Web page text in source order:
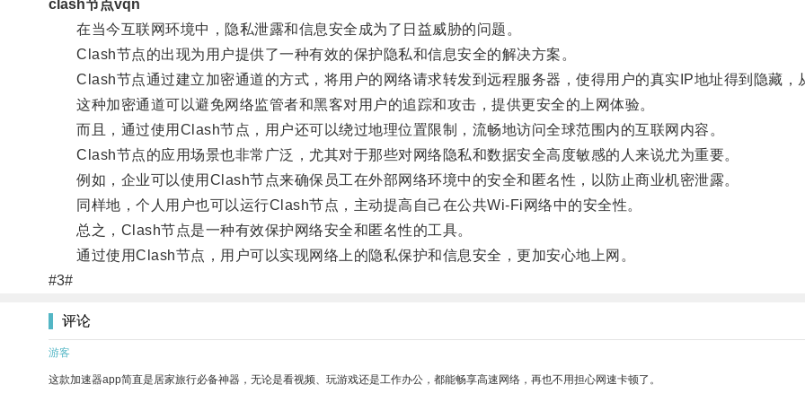
clash节点vqn
在当今互联网环境中，隐私泄露和信息安全成为了日益威胁的问题。
Clash节点的出现为用户提供了一种有效的保护隐私和信息安全的解决方案。
Clash节点通过建立加密通道的方式，将用户的网络请求转发到远程服务器，使得用户的真实IP地址得到隐藏，
这种加密通道可以避免网络监管者和黑客对用户的追踪和攻击，提供更安全的上网体验。
而且，通过使用Clash节点，用户还可以绕过地理位置限制，流畅地访问全球范围内的互联网内容。
Clash节点的应用场景也非常广泛，尤其对于那些对网络隐私和数据安全高度敏感的人来说尤为重要。
例如，企业可以使用Clash节点来确保员工在外部网络环境中的安全和匿名性，以防止商业机密泄露。
同样地，个人用户也可以运行Clash节点，主动提高自己在公共Wi-Fi网络中的安全性。
总之，Clash节点是一种有效保护网络安全和匿名性的工具。
通过使用Clash节点，用户可以实现网络上的隐私保护和信息安全，更加安心地上网。
#3#
评论
游客
这款加速器app简直是居家旅行必备神器，无论是看视频、玩游戏还是工作办公，都能畅享高速网络，再也不用担心网速卡顿了。